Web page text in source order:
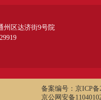
州区达济街9号院
备案编号：京ICP备
京公网安备